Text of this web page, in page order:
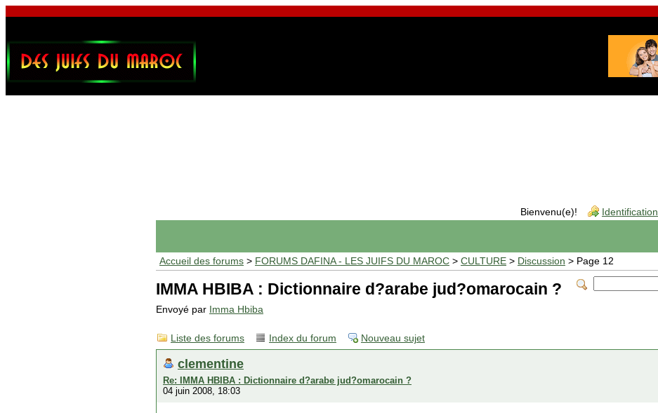
Bienvenu(e)! Identification
Accueil des forums > FORUMS DAFINA - LES JUIFS DU MAROC > CULTURE > Discussion > Page 12
IMMA HBIBA : Dictionnaire d?arabe jud?omarocain ?
Envoyé par Imma Hbiba
Liste des forums Index du forum Nouveau sujet
clementine
Re: IMMA HBIBA : Dictionnaire d?arabe jud?omarocain ?
04 juin 2008, 18:03